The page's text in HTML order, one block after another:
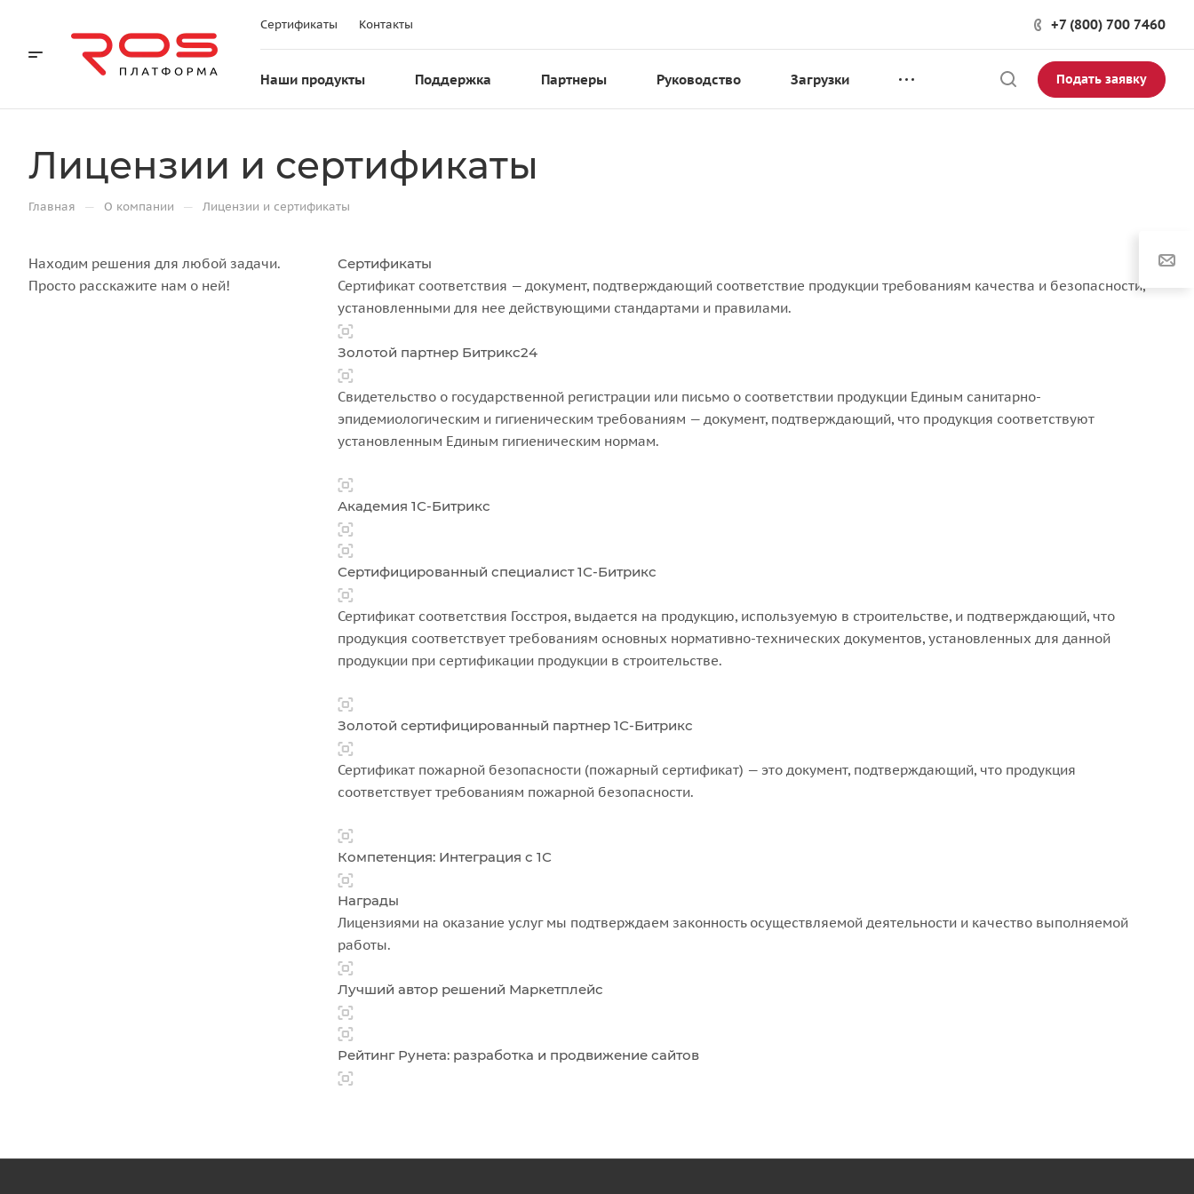
Сертификаты Контакты +7 (800) 700 7460
Наши продукты Поддержка Партнеры Руководство Загрузки Подать заявку
Лицензии и сертификаты
Главная — О компании — Лицензии и сертификаты
Сертификаты
Сертификат соответствия — документ, подтверждающий соответствие продукции требованиям качества и безопасности,
установленными для нее действующими стандартами и правилами.
Золотой партнер Битрикс24
Свидетельство о государственной регистрации или письмо о соответствии продукции Единым санитарно-
эпидемиологическим и гигиеническим требованиям — документ, подтверждающий, что продукция соответствуют
установленным Единым гигиеническим нормам.
Академия 1С-Битрикс
Сертифицированный специалист 1С-Битрикс
Сертификат соответствия Госстроя, выдается на продукцию, используемую в строительстве, и подтверждающий, что
продукция соответствует требованиям основных нормативно-технических документов, установленных для данной
продукции при сертификации продукции в строительстве.
Золотой сертифицированный партнер 1С-Битрикс
Сертификат пожарной безопасности (пожарный сертификат) — это документ, подтверждающий, что продукция
соответствует требованиям пожарной безопасности.
Компетенция: Интеграция с 1С
Награды
Лицензиями на оказание услуг мы подтверждаем законность осуществляемой деятельности и качество выполняемой
работы.
Лучший автор решений Маркетплейс
Рейтинг Рунета: разработка и продвижение сайтов
Находим решения для любой задачи.
Просто расскажите нам о ней!